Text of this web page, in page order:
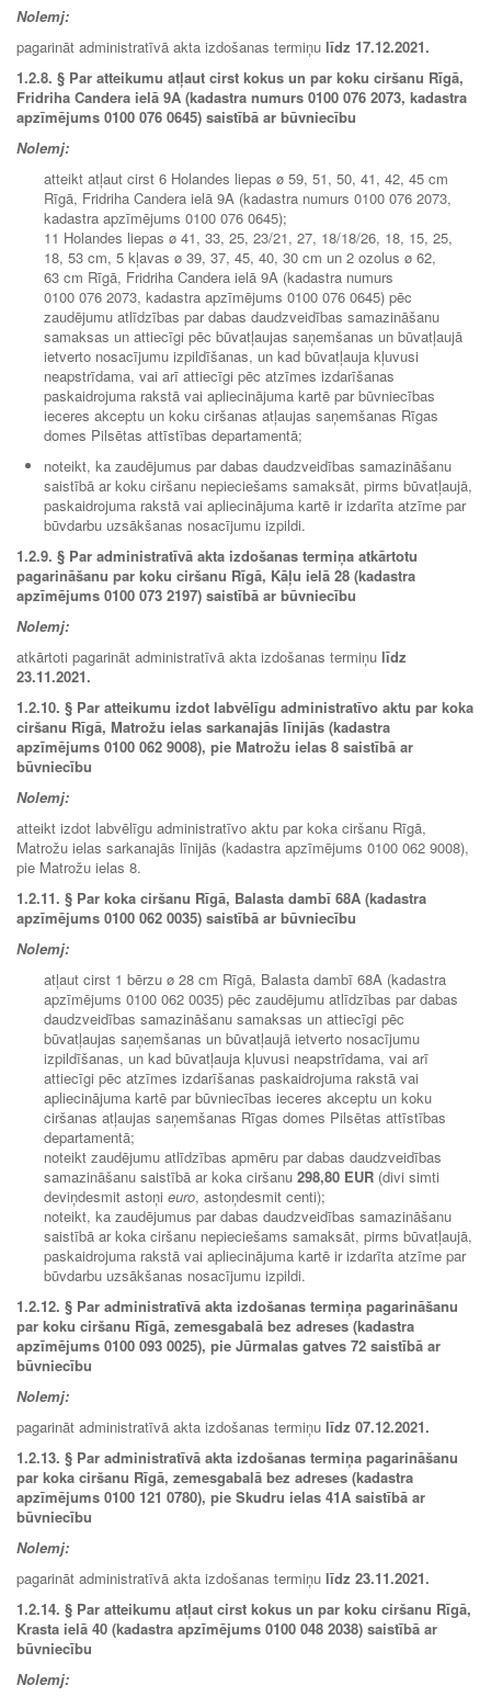
Nolemj:
pagarināt administratīvā akta izdošanas termiņu līdz 17.12.2021.
1.2.8. § Par atteikumu atļaut cirst kokus un par koku ciršanu Rīgā,
Fridriha Candera ielā 9A (kadastra numurs 0100 076 2073, kadastra
apzīmējums 0100 076 0645) saistībā ar būvniecību
Nolemj:
atteikt atļaut cirst 6 Holandes liepas ø 59, 51, 50, 41, 42, 45 cm
Rīgā, Fridriha Candera ielā 9A (kadastra numurs 0100 076 2073,
kadastra apzīmējums 0100 076 0645);
11 Holandes liepas ø 41, 33, 25, 23/21, 27, 18/18/26, 18, 15, 25,
18, 53 cm, 5 kļavas ø 39, 37, 45, 40, 30 cm un 2 ozolus ø 62,
63 cm Rīgā, Fridriha Candera ielā 9A (kadastra numurs
0100 076 2073, kadastra apzīmējums 0100 076 0645) pēc
zaudējumu atlīdzības par dabas daudzveidības samazināšanu
samaksas un attiecīgi pēc būvatļaujas saņemšanas un būvatļaujā
ietverto nosacījumu izpildīšanas, un kad būvatļauja kļuvusi
neapstrīdama, vai arī attiecīgi pēc atzīmes izdarīšanas
paskaidrojuma rakstā vai apliecinājuma kartē par būvniecības
ieceres akceptu un koku ciršanas atļaujas saņemšanas Rīgas
domes Pilsētas attīstības departamentā;
noteikt, ka zaudējumus par dabas daudzveidības samazināšanu
saistībā ar koku ciršanu nepieciešams samaksāt, pirms būvatļaujā,
paskaidrojuma rakstā vai apliecinājuma kartē ir izdarīta atzīme par
būvdarbu uzsākšanas nosacījumu izpildi.
1.2.9. § Par administratīvā akta izdošanas termiņa atkārtotu
pagarināšanu par koku ciršanu Rīgā, Kāļu ielā 28 (kadastra
apzīmējums 0100 073 2197) saistībā ar būvniecību
Nolemj:
atkārtoti pagarināt administratīvā akta izdošanas termiņu līdz
23.11.2021.
1.2.10. § Par atteikumu izdot labvēlīgu administratīvo aktu par koka
ciršanu Rīgā, Matrožu ielas sarkanajās līnijās (kadastra
apzīmējums 0100 062 9008), pie Matrožu ielas 8 saistībā ar
būvniecību
Nolemj:
atteikt izdot labvēlīgu administratīvo aktu par koka ciršanu Rīgā,
Matrožu ielas sarkanajās līnijās (kadastra apzīmējums 0100 062 9008),
pie Matrožu ielas 8.
1.2.11. § Par koka ciršanu Rīgā, Balasta dambī 68A (kadastra
apzīmējums 0100 062 0035) saistībā ar būvniecību
Nolemj:
atļaut cirst 1 bērzu ø 28 cm Rīgā, Balasta dambī 68A (kadastra
apzīmējums 0100 062 0035) pēc zaudējumu atlīdzības par dabas
daudzveidības samazināšanu samaksas un attiecīgi pēc
būvatļaujas saņemšanas un būvatļaujā ietverto nosacījumu
izpildīšanas, un kad būvatļauja kļuvusi neapstrīdama, vai arī
attiecīgi pēc atzīmes izdarīšanas paskaidrojuma rakstā vai
apliecinājuma kartē par būvniecības ieceres akceptu un koku
ciršanas atļaujas saņemšanas Rīgas domes Pilsētas attīstības
departamentā;
noteikt zaudējumu atlīdzības apmēru par dabas daudzveidības
samazināšanu saistībā ar koka ciršanu 298,80 EUR (divi simti
deviņdesmit astoņi euro, astoņdesmit centi);
noteikt, ka zaudējumus par dabas daudzveidības samazināšanu
saistībā ar koka ciršanu nepieciešams samaksāt, pirms būvatļaujā,
paskaidrojuma rakstā vai apliecinājuma kartē ir izdarīta atzīme par
būvdarbu uzsākšanas nosacījumu izpildi.
1.2.12. § Par administratīvā akta izdošanas termiņa pagarināšanu
par koku ciršanu Rīgā, zemesgabalā bez adreses (kadastra
apzīmējums 0100 093 0025), pie Jūrmalas gatves 72 saistībā ar
būvniecību
Nolemj:
pagarināt administratīvā akta izdošanas termiņu līdz 07.12.2021.
1.2.13. § Par administratīvā akta izdošanas termiņa pagarināšanu
par koka ciršanu Rīgā, zemesgabalā bez adreses (kadastra
apzīmējums 0100 121 0780), pie Skudru ielas 41A saistībā ar
būvniecību
Nolemj:
pagarināt administratīvā akta izdošanas termiņu līdz 23.11.2021.
1.2.14. § Par atteikumu atļaut cirst kokus un par koku ciršanu Rīgā,
Krasta ielā 40 (kadastra apzīmējums 0100 048 2038) saistībā ar
būvniecību
Nolemj: